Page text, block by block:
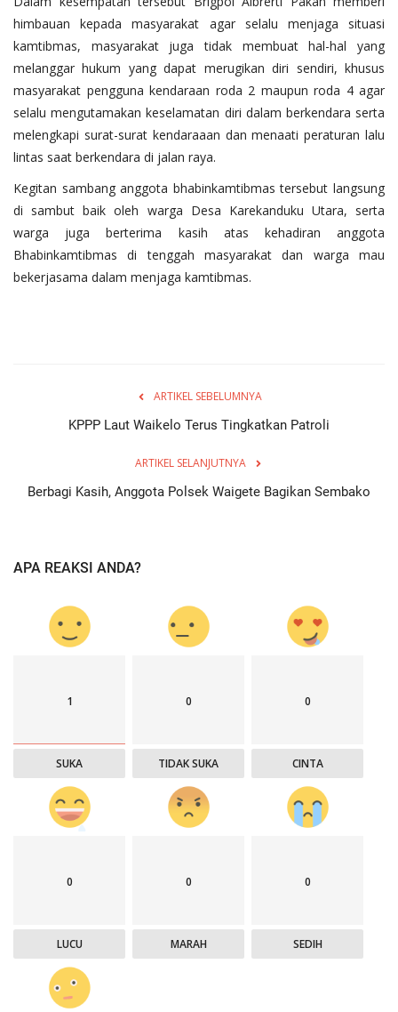
himbauan kepada masyarakat agar selalu menjaga situasi
kamtibmas, masyarakat juga tidak membuat hal-hal yang
melanggar hukum yang dapat merugikan diri sendiri, khusus
masyarakat pengguna kendaraan roda 2 maupun roda 4 agar
selalu mengutamakan keselamatan diri dalam berkendara serta
melengkapi surat-surat kendaraaan dan menaati peraturan lalu
lintas saat berkendara di jalan raya.
Kegitan sambang anggota bhabinkamtibmas tersebut langsung
di sambut baik oleh warga Desa Karekanduku Utara, serta
warga juga berterima kasih atas kehadiran anggota
Bhabinkamtibmas di tenggah masyarakat dan warga mau
bekerjasama dalam menjaga kamtibmas.
ARTIKEL SEBELUMNYA
KPPP Laut Waikelo Terus Tingkatkan Patroli
ARTIKEL SELANJUTNYA
Berbagi Kasih, Anggota Polsek Waigete Bagikan Sembako
APA REAKSI ANDA?
1
SUKA
0
TIDAK SUKA
0
CINTA
0
LUCU
0
MARAH
0
SEDIH